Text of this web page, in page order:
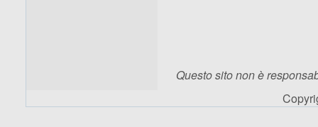
Questo sito non è